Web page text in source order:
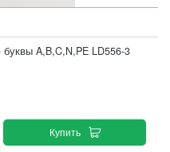
A,B,C,N,PE LD556-3
Купить